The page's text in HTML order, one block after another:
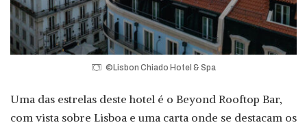
©Lisbon Chiado Hotel & Spa
Uma das estrelas deste hotel é o Beyond Rooftop Bar,
com vista sobre Lisboa e uma carta onde se destacam os